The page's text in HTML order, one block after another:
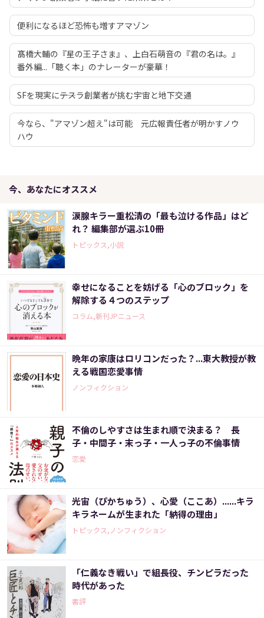
便利になるほど恐怖も増すアマゾン
髙橋大輔の『星の王子さま』、上白石萌音の『君の名は。』
番外編...「聴く本」のナレーターが豪華！
SFを現実に――テスラ創業者が挑む宇宙と地下交通
今なら、"アマゾン超え"は可能 元広報責任者が明かすノウ
ハウ
今、あなたにオススメ
涙腺キラー重松清の「最も泣ける作品」はど
れ？ 編集部が選ぶ10冊
トピックス,小説
幸せになることを妨げる「心のブロック」を
解除する４つのステップ
コラム,新刊JPニュース
晩年の家康はロリコンだった？...東大教授が教
える戦国恋愛事情
ノンフィクション
不倫のしやすさは生まれ順で決まる？ 長
子・中間子・末っ子・一人っ子の不倫事情
恋愛
光宙（ぴかちゅう）、心愛（ここあ）......キラ
キラネームが生まれた「納得の理由」
トピックス,ノンフィクション
「仁義なき戦い」で組長役、チンピラだった
時代があった
書評